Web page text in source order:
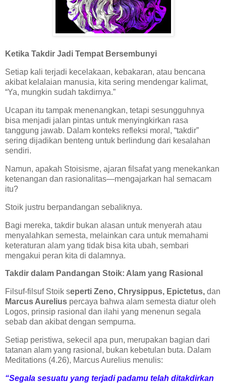
Ketika Takdir Jadi Tempat Bersembunyi
Setiap kali terjadi kecelakaan, kebakaran, atau bencana
akibat kelalaian manusia, kita sering mendengar kalimat,
“Ya, mungkin sudah takdirnya.”
Ucapan itu tampak menenangkan, tetapi sesungguhnya
bisa menjadi jalan pintas untuk menyingkirkan rasa
tanggung jawab. Dalam konteks refleksi moral, “takdir”
sering dijadikan benteng untuk berlindung dari kesalahan
sendiri.
Namun, apakah Stoisisme, ajaran filsafat yang menekankan
ketenangan dan rasionalitas—mengajarkan hal semacam
itu?
Stoik justru berpandangan sebaliknya.
Bagi mereka, takdir bukan alasan untuk menyerah atau
menyalahkan semesta, melainkan cara untuk memahami
keteraturan alam yang tidak bisa kita ubah, sembari
mengakui peran kita di dalamnya.
Takdir dalam Pandangan Stoik: Alam yang Rasional
Filsuf-filsuf Stoik seperti Zeno, Chrysippus, Epictetus, dan
Marcus Aurelius percaya bahwa alam semesta diatur oleh
Logos, prinsip rasional dan ilahi yang menenun segala
sebab dan akibat dengan sempurna.
Setiap peristiwa, sekecil apa pun, merupakan bagian dari
tatanan alam yang rasional, bukan kebetulan buta. Dalam
Meditations (4.26), Marcus Aurelius menulis:
“Segala sesuatu yang terjadi padamu telah ditakdirkan